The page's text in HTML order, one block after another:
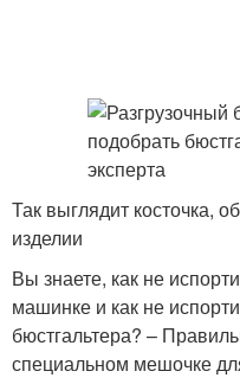
Так выглядит косточка,
изделии
Вы знаете, как не
машинке и как не
бюстгальтера? –
специальном мешочке